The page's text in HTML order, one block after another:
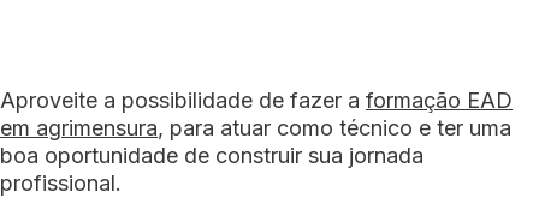
Aproveite a possibilidade de fazer a formação EAD
em agrimensura, para atuar como técnico e ter uma
boa oportunidade de construir sua jornada
profissional.